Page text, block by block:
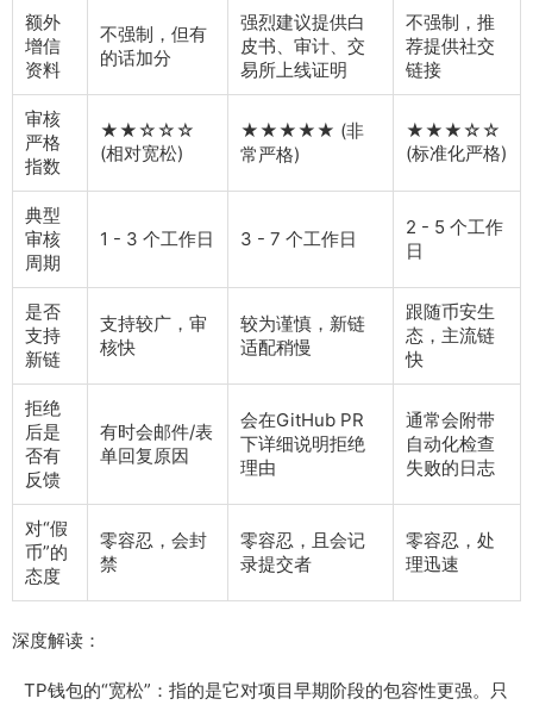
额外
增信
资料
不强制，但有
的话加分
强烈建议提供白
皮书、审计、交
易所上线证明
不强制，推
荐提供社交
链接
审核
严格
指数
★★☆☆☆
(相对宽松)
★★★★★ (非
常严格)
★★★☆☆
(标准化严格)
典型
审核
周期
1 - 3 个工作日 3 - 7 个工作日
2 - 5 个工作
日
是否
支持
新链
支持较广，审
核快
较为谨慎，新链
适配稍慢
跟随币安生
态，主流链
快
拒绝
后是
否有
反馈
有时会邮件/表
单回复原因
会在GitHub PR
下详细说明拒绝
理由
通常会附带
自动化检查
失败的日志
对“假
币”的
态度
零容忍，会封
禁
零容忍，且会记
录提交者
零容忍，处
理迅速
深度解读：
TP钱包的“宽松”：指的是它对项目早期阶段的包容性更强。只